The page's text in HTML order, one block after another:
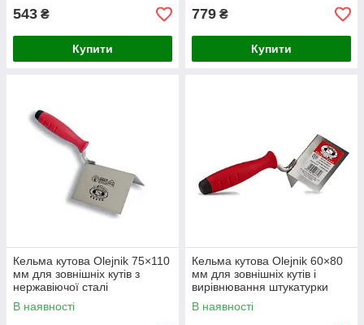
543 ₴
Купити
779 ₴
Купити
Кельма кутова Olejnik 75×110
мм для зовнішніх кутів з
нержавіючої сталі
В наявності
Кельма кутова Olejnik 60×80
мм для зовнішніх кутів і
вирівнювання штукатурки
В наявності